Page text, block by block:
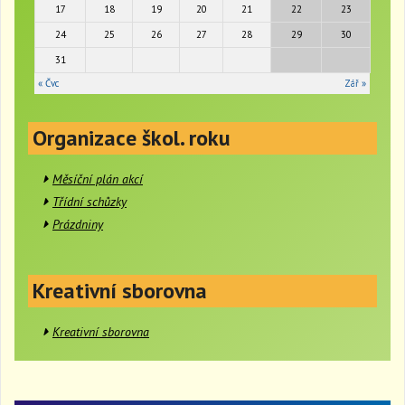
17
18 19 20 21 22
23
24
25 26 27 28 29
30
31
« Čvc
Zář »
Organizace škol. roku
Měsíční plán akcí
Třídní schůzky
Prázdniny
Kreativní sborovna
Kreativní sborovna